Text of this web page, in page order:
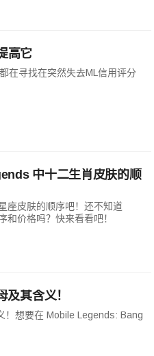
高它
在寻找在突然失去ML信用评分
中十二生肖皮肤的顺
座皮肤的顺序吧！还不知道
和价格吗？快来看看吧！
其含义！
！想要在 Mobile Legends: Bang